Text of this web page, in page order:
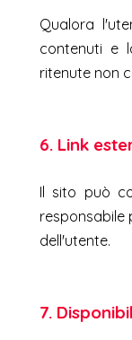
Qualora
contenuti e
ritenute non
6. Link
Il sito può
responsabile
dell'utente.
7.